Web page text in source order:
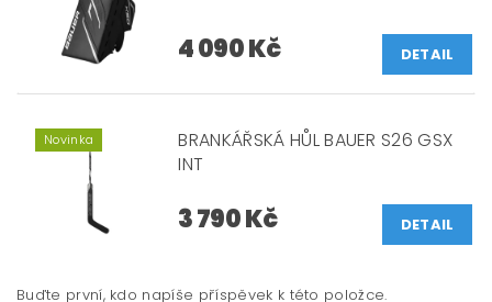
4 090 Kč DETAIL
Novinka
BRANKÁŘSKÁ HŮL BAUER S26 GSX
INT
3 790 Kč DETAIL
Buďte první, kdo napíše příspěvek k této položce.